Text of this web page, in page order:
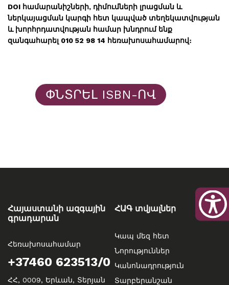
DOI համարանիշների, դիմումների լրացման և
ներկայացման կարգի հետ կապված տեղեկատվության
և խորհրդատվության համար խնդրում ենք
զանգահարել 010 52 98 14 հեռախոսահամարով։
ՓՆՏՐԵԼ ISBN-ՈՎ
Հայաստանի ազգային
գրադարան
Հեռախոսահամար
+37460 623513/0
ՀՀ, 0009, Երևան, Տերյան
ՀԱԳ տվյալներ
Կապ մեզ հետ
Նորություններ
Կանոնադրություն
Տարբերանշան